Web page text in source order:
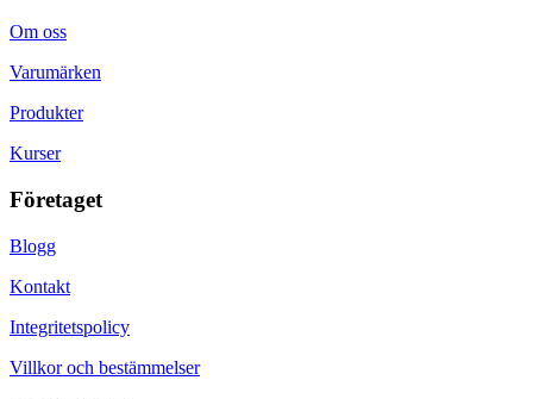
Om oss
Varumärken
Produkter
Kurser
Företaget
Blogg
Kontakt
Integritetspolicy
Villkor och bestämmelser